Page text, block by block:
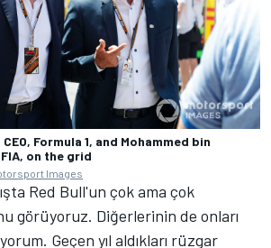
Formula 1, and Mohammed bin
on the grid
Images
Red Bull'un çok ama çok
görüyoruz. Diğerlerinin de onları
Geçen yıl aldıkları rüzgar